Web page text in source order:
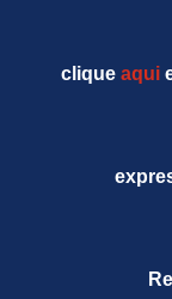
clique aqui